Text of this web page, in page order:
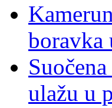
boravka
ulažu u